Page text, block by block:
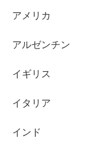
アメリカ
アルゼンチン
イギリス
イタリア
インド